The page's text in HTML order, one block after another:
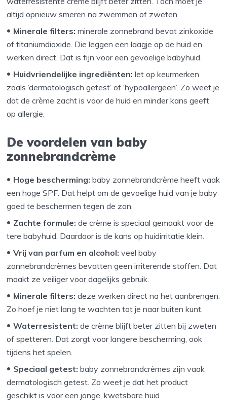
altijd opnieuw smeren na zwemmen of zweten.
Minerale filters: minerale zonnebrand bevat zinkoxide
of titaniumdioxide. Die leggen een laagje op de huid en
werken direct. Dat is fijn voor een gevoelige babyhuid.
Huidvriendelijke ingrediënten: let op keurmerken
zoals ‘dermatologisch getest’ of ‘hypoallergeen’. Zo weet je
dat de crème zacht is voor de huid en minder kans geeft
op allergie.
De voordelen van baby
zonnebrandcrème
Hoge bescherming:baby zonnebrandcrème heeft vaak
een hoge SPF. Dat helpt om de gevoelige huid van je baby
goed te beschermen tegen de zon.
Zachte formule:de crème is speciaal gemaakt voor de
tere babyhuid. Daardoor is de kans op huidirritatie klein.
Vrij van parfum en alcohol: veel baby
zonnebrandcrèmes bevatten geen irriterende stoffen. Dat
maakt ze veiliger voor dagelijks gebruik.
Minerale filters: deze werken direct na het aanbrengen.
Zo hoef je niet lang te wachten tot je naar buiten kunt.
Waterresistent: de crème blijft beter zitten bij zweten
of spetteren. Dat zorgt voor langere bescherming, ook
tijdens het spelen.
Speciaal getest: baby zonnebrandcrèmes zijn vaak
dermatologisch getest. Zo weet je dat het product
geschikt is voor een jonge, kwetsbare huid.